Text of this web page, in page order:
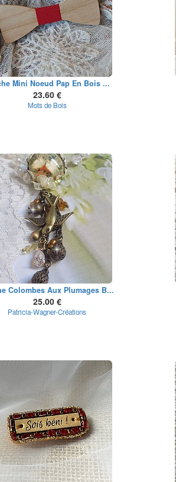
Mini Noeud Pap En Bois ...
23.60 €
Mots de Bois
Colombes Aux Plumages B...
25.00 €
Patricia-Wagner-Créations